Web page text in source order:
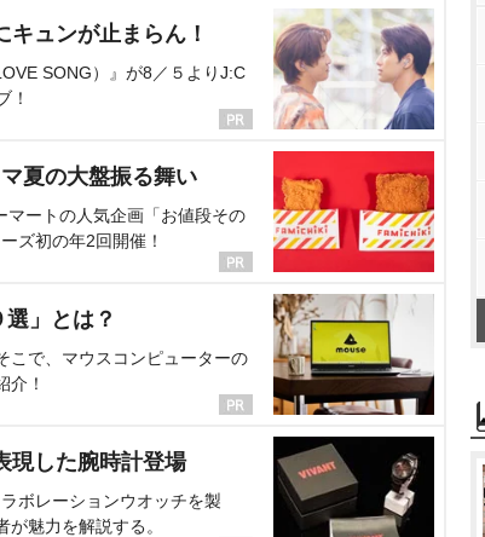
ュンが止まらん！
SONG）』が8／５よりJ:C
！
夏の大盤振る舞い
マートの人気企画「お値段その
ズ初の年2回開催！
」とは？
こで、マウスコンピューターの
介！
現した腕時計登場
ボレーションウオッチを製
魅力を解説する。